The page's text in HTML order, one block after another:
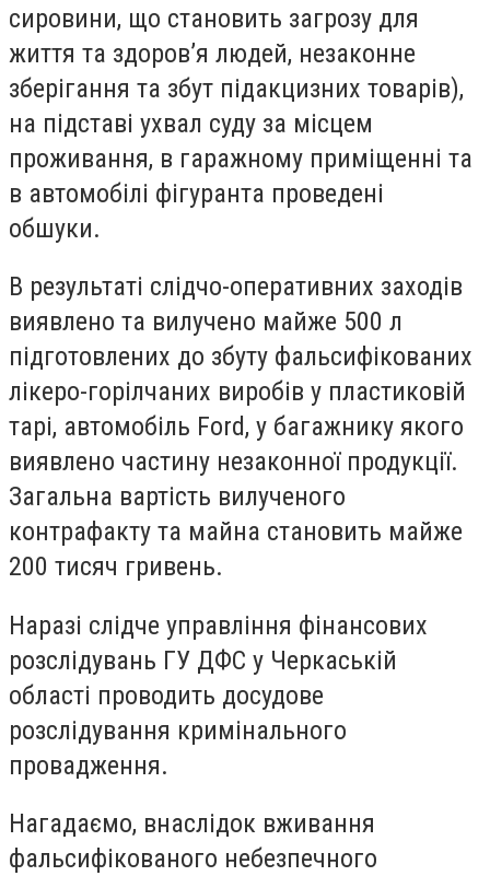
сировини, що становить загрозу для
життя та здоров’я людей, незаконне
зберігання та збут підакцизних товарів),
на підставі ухвал суду за місцем
проживання, в гаражному приміщенні та
в автомобілі фігуранта проведені
обшуки.
В результаті слідчо-оперативних заходів
виявлено та вилучено майже 500 л
підготовлених до збуту фальсифікованих
лікеро-горілчаних виробів у пластиковій
тарі, автомобіль Ford, у багажнику якого
виявлено частину незаконної продукції.
Загальна вартість вилученого
контрафакту та майна становить майже
200 тисяч гривень.
Наразі слідче управління фінансових
розслідувань ГУ ДФС у Черкаській
області проводить досудове
розслідування кримінального
провадження.
Нагадаємо, внаслідок вживання
фальсифікованого небезпечного